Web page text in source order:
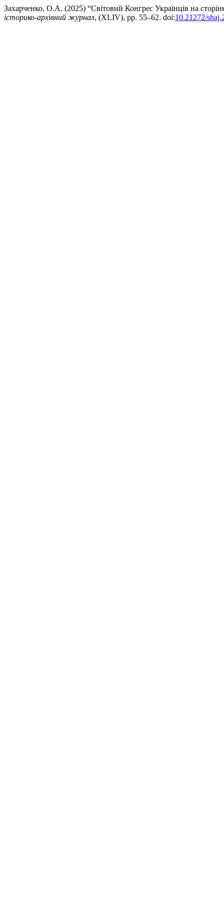
Захарченко, О.А. (2025) “Світовий Конгрес Українців на
історико-архівний журнал, (XLIV), pp. 55–62. doi:10.21272/